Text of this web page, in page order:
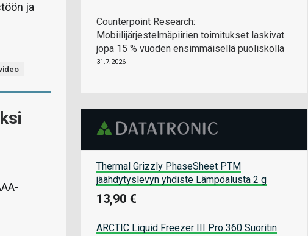
ja
Counterpoint Research:
Mobiilijärjestelmäpiirien toimitukset laskivat
jopa 15 % vuoden ensimmäisellä puoliskolla
31.7.2026
Thermal Grizzly PhaseSheet PTM
jäähdytyslevyn yhdiste Lämpöalusta 2 g
13,90 €
ARCTIC Liquid Freezer III Pro 360 Suoritin